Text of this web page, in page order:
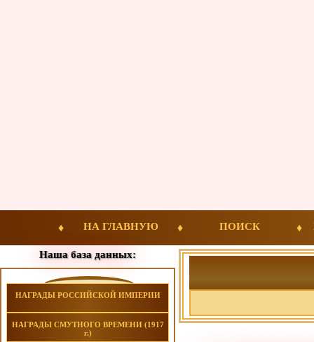
НА ГЛАВНУЮ ПОИСК
Наша база данных:
НАГРАДЫ РОССИЙСКОЙ ИМПЕРИИ
НАГРАДЫ СМУТНОГО ВРЕМЕНИ (1917
г.)